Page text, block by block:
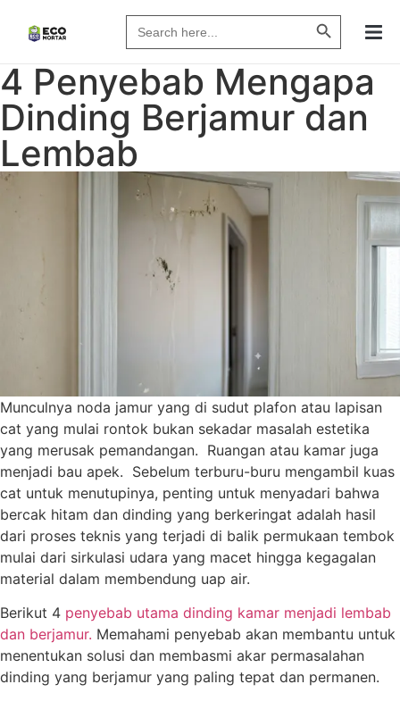
Search
for:
Search
4 Penyebab Mengapa
Dinding Berjamur dan
Lembab
Munculnya noda jamur yang di sudut plafon atau lapisan
cat yang mulai rontok bukan sekadar masalah estetika
yang merusak pemandangan. Ruangan atau kamar juga
menjadi bau apek. Sebelum terburu-buru mengambil kuas
cat untuk menutupinya, penting untuk menyadari bahwa
bercak hitam dan dinding yang berkeringat adalah hasil
dari proses teknis yang terjadi di balik permukaan tembok
mulai dari sirkulasi udara yang macet hingga kegagalan
material dalam membendung uap air.
Berikut 4 penyebab utama dinding kamar menjadi lembab
dan berjamur. Memahami penyebab akan membantu untuk
menentukan solusi dan membasmi akar permasalahan
dinding yang berjamur yang paling tepat dan permanen.